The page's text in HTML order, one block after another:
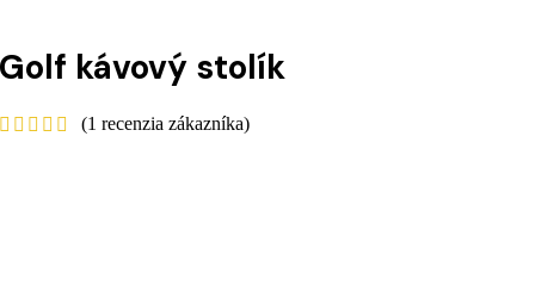
Golf kávový stolík
(1 recenzia zákazníka)